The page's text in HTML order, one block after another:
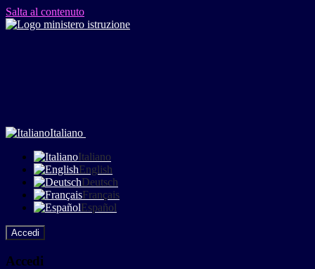
Salta al contenuto
Italiano
Italiano
English
Deutsch
Français
Español
Accedi
Accedi